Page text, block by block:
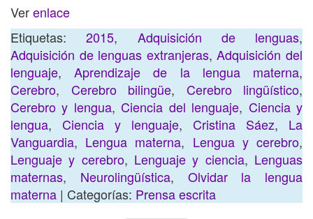
Verenlace
Etiquetas:2015, Adquisición de lenguas,
Adquisición de lenguas extranjeras,Adquisición del
lenguaje,Aprendizaje de la lengua materna,
Cerebro, Cerebro bilingüe, Cerebro lingüístico,
Cerebro y lengua,Ciencia del lenguaje, Ciencia y
lengua, Ciencia y lenguaje, Cristina Sáez, La
Vanguardia, Lengua materna, Lengua y cerebro,
Lenguaje y cerebro, Lenguaje y ciencia, Lenguas
maternas, Neurolingüística, Olvidar la lengua
materna | Categorías: Prensa escrita